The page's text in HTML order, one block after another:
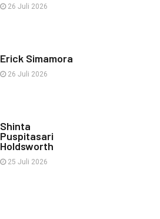
26 Juli 2026
Erick Simamora
26 Juli 2026
Shinta
Puspitasari
Holdsworth
25 Juli 2026